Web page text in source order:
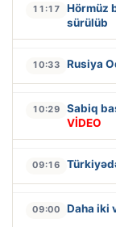
11:17
Hörmüz
sürülüb
10:33 Rusiya
10:29 Sabiq
VİDEO
09:16
09:00 Daha iki